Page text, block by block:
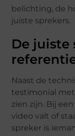
belichting, de
juiste sprekers.
De juiste
Naast de
testimonial
zien zijn. Bij
video valt of
spreker is